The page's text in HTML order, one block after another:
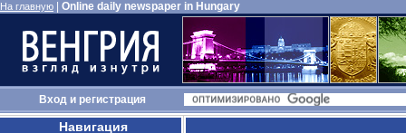
На главную Online daily newspaper in Hungary
Входи регистрация
Навигация